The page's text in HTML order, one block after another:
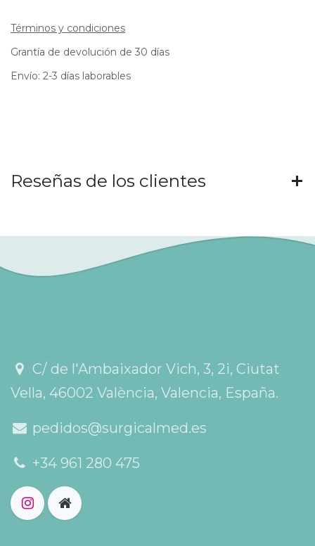
Términos y condiciones
Grantía de devolución de 30 días
Envío: 2-3 días laborables
Reseñas de los clientes
C/ de l'Ambaixador Vich, 3, 2i, Ciutat
Vella, 46002 València, Valencia, España.
pedidos@surgicalmed.es
+34 961 280 475